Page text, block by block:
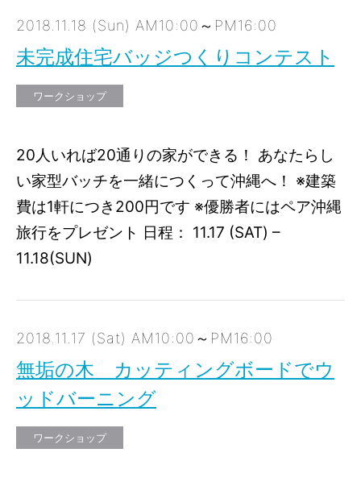
2018.11.18 (Sun) AM10:00～PM16:00
未完成住宅バッジつくりコンテスト
ワークショップ
20人いれば20通りの家ができる！ あなたらし
い家型バッチを一緒につくって沖縄へ！ ※建築
費は1軒につき200円です ※優勝者にはペア沖縄
旅行をプレゼント 日程： 11.17 (SAT) –
11.18(SUN)
2018.11.17 (Sat) AM10:00～PM16:00
無垢の木 カッティングボードでウ
ッドバーニング
ワークショップ